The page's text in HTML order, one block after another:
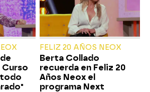
Curso
todo
FELIZ 20 AÑOS NEOX
Berta Collado
recuerda en Feliz 20
Años Neox el
programa Next